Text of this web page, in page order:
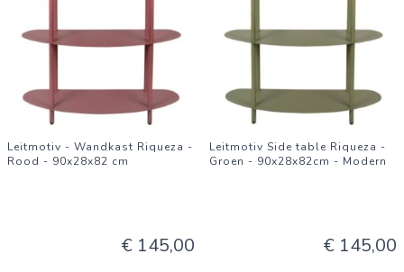
Leitmotiv - Wandkast Riqueza -
Rood - 90x28x82 cm
€ 145,00
Leitmotiv Side table Riqueza -
Groen - 90x28x82cm - Modern
€ 145,00